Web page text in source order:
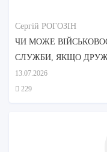
Сергій РОГОЗІН
ЧИ МОЖЕ
СЛУЖБИ, ЯКЩО
ДОГЛЯДУ?
13.07.2026
229